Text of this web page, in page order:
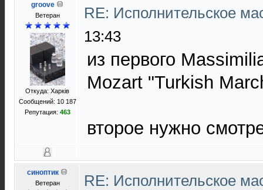
groove
Ветеран
Откуда: Харків
Сообщений: 10 187
Репутация: 463
RE: Исполнительское
13:43
из первого
Mozart "Turkish
второе нужно
синоптик
Ветеран
RE: Исполнительское